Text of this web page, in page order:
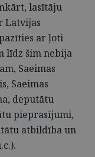
lasītāju
Latvijas
ar ļoti
līdz šim nebija
Saeimas
Saeimas
deputātu
pieprasījumi,
atbildība un